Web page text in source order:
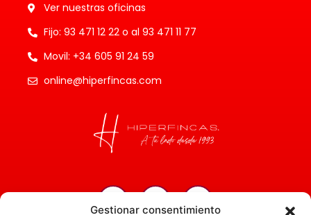
Gestionar consentimiento
Ver nuestras oficinas
Fijo: 93 471 12 22 o al 93 471 11 77
Movil: +34 605 91 24 59
online@hiperfincas.com